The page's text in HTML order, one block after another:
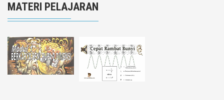
MATERI PELAJARAN